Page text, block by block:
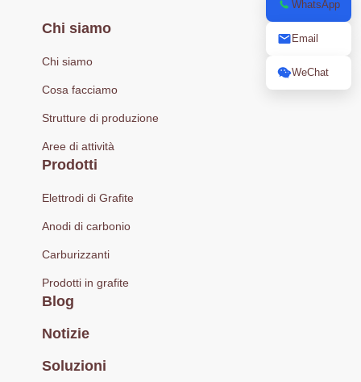
Chi siamo
Chi siamo
Cosa facciamo
Strutture di produzione
Aree di attività
Prodotti
Elettrodi di Grafite
Anodi di carbonio
Carburizzanti
Prodotti in grafite
Blog
Notizie
Soluzioni
WhatsApp
Email
WeChat